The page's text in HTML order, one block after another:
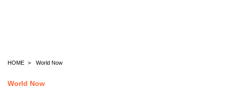
HOME World Now
World Now